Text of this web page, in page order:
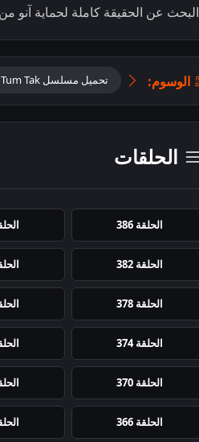
البحث عن الحقيقة كاملة لحماية
الوسوم: تحميل مسلسل Tum Se Tum Tak مترجم
الحلقات
الحلقة 386
الحلقة 382
الحلقة 378
الحلقة 374
الحلقة 370
الحلقة 366